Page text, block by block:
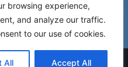
browsing experience,
and analyze our traffic.
to our use of cookies.
All Accept All
ROMDA Nº